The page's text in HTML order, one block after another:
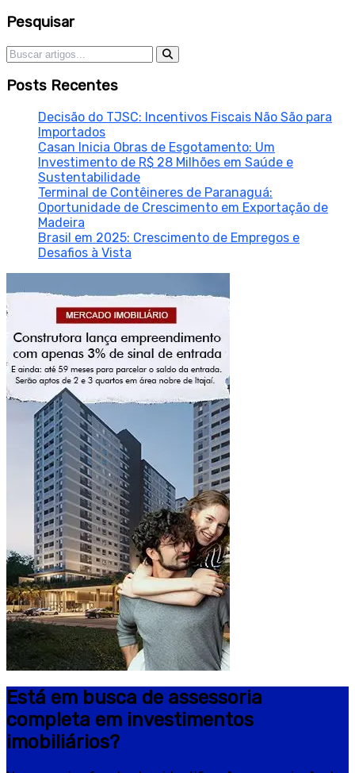
Sidebar
Pesquisar
Pesquisar por:
Posts Recentes
Decisão do TJSC: Incentivos Fiscais Não São para
Importados
Casan Inicia Obras de Esgotamento: Um
Investimento de R$ 28 Milhões em Saúde e
Sustentabilidade
Terminal de Contêineres de Paranaguá:
Oportunidade de Crescimento em Exportação de
Madeira
Brasil em 2025: Crescimento de Empregos e
Desafios à Vista
Está em busca de assessoria
completa em investimentos
imobiliários?